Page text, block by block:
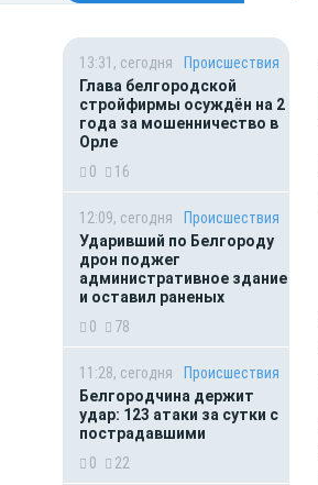
13:31, сегодня
Происшествия
Глава белгородской
стройфирмы осуждён на 2
года за мошенничество в
Орле
0
16
12:09, сегодня
Происшествия
Ударивший по Белгороду
дрон поджег
административное здание
и оставил раненых
0
78
11:28, сегодня
Происшествия
Белгородчина держит
удар: 123 атаки за сутки с
пострадавшими
0
22